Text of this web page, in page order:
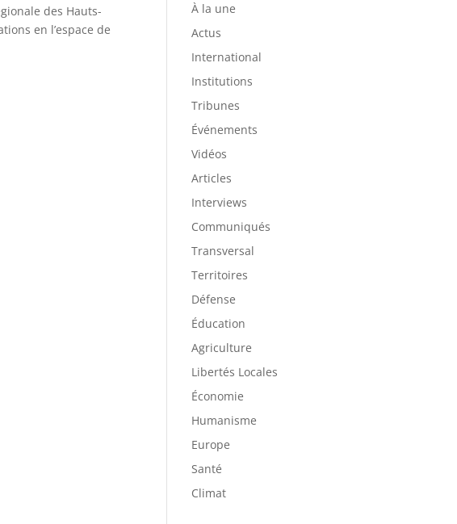
des Hauts-
en l’espace de
À la une
Actus
International
Institutions
Tribunes
Événements
Vidéos
Articles
Interviews
Communiqués
Transversal
Territoires
Défense
Éducation
Agriculture
Libertés Locales
Économie
Humanisme
Europe
Santé
Climat